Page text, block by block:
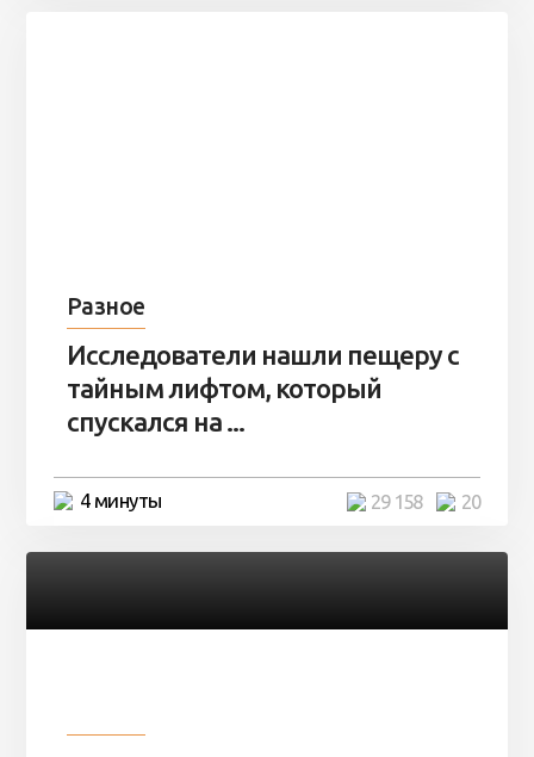
Разное
Исследователи нашли пещеру с
тайным лифтом, который
спускался на ...
4 минуты 20
29 158